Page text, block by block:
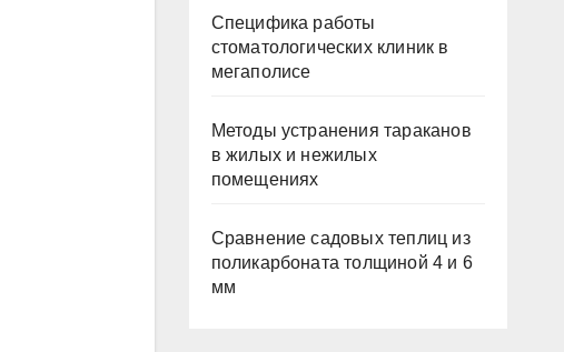
Специфика работы
стоматологических клиник в
мегаполисе
Методы устранения тараканов
в жилых и нежилых
помещениях
Сравнение садовых теплиц из
поликарбоната толщиной 4 и 6
мм